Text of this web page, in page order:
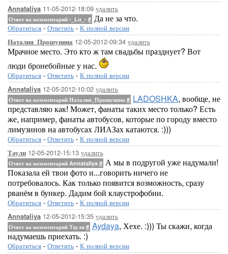
Annataliya 11-05-2012-18:09 удалить
Ответ на комментарий -_Lu_- # Да не за что.
Обратиться - Ответить - К полной версии
Наталия_Прошунина 12-05-2012-09:34 удалить
Мрачное место. Это кто ж там свадьбы празднует? Вот
люди бронебойные у нас.
Обратиться - Ответить - К полной версии
Annataliya 12-05-2012-10:02 удалить
Ответ на комментарий Наталия_Прошунина # LADOSHKA, вообще, не
представляю как! Может, фанаты таких место только? Есть
же, например, фанаты автобусов, которые по городу вместо
лимузинов на автобусах ЛИАЗах катаются. :)))
Обратиться - Ответить - К полной версии
Таули 12-05-2012-15:13 удалить
Ответ на комментарий Annataliya # А мы в подругой уже надумали!
Показала ей твои фото и...говорить ничего не
потребовалось. Как только появится возможность, сразу
рванём в бункер. Дадим бой клаустрофобии.
Обратиться - Ответить - К полной версии
Annataliya 12-05-2012-15:35 удалить
Ответ на комментарий Таули # Aydaya, Хехе. :))) Ты скажи, когда
надумаешь приехать. :)
Обратиться - Ответить - К полной версии